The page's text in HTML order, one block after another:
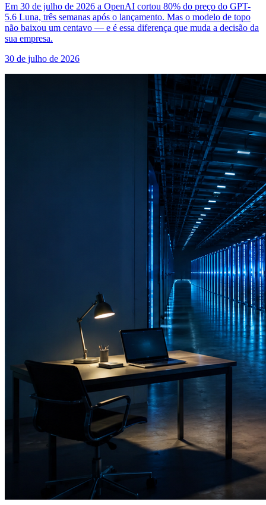
Em 30 de julho de 2026 a OpenAI cortou 80% do preço do GPT-
5.6 Luna, três semanas após o lançamento. Mas o modelo de topo
não baixou um centavo — e é essa diferença que muda a decisão da
sua empresa.
30 de julho de 2026